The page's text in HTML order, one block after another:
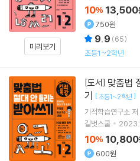
미리보기
10% 13,500
750원
9.9 (65)
초등1~2학년
[도서]
기 [ 초등1~2학년 ]
기적학습연구소 저
길벗스쿨
10% 10,800
600원